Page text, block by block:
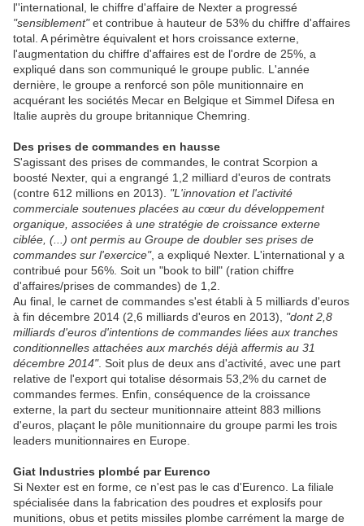
l''international, le chiffre d'affaire de Nexter a progressé
"sensiblement"et contribue à hauteur de 53% du chiffre d'affaires
total. A périmètre équivalent et hors croissance externe,
l'augmentation du chiffre d'affaires est de l'ordre de 25%, a
expliqué dans son communiqué le groupe public. L'année
dernière, le groupe a renforcé son pôle munitionnaire en
acquérant les sociétés Mecar en Belgique et Simmel Difesa en
Italie auprès du groupe britannique Chemring.
Des prises de commandes en hausse
S'agissant des prises de commandes, le contrat Scorpion a
boosté Nexter, qui a engrangé 1,2 milliard d'euros de contrats
(contre 612 millions en 2013). "L'innovation et l'activité
commerciale soutenues placées au cœur du développement
organique, associées à une stratégie de croissance externe
ciblée, (...) ont permis au Groupe de doubler ses prises de
commandes sur l'exercice", a expliqué Nexter. L'international y a
contribué pour 56%. Soit un "book to bill" (ration chiffre
d'affaires/prises de commandes) de 1,2.
Au final, le carnet de commandes s'est établi à 5 milliards d'euros
à fin décembre 2014 (2,6 milliards d'euros en 2013), "dont 2,8
milliards d'euros d'intentions de commandes liées aux tranches
conditionnelles attachées aux marchés déjà affermis au 31
décembre 2014". Soit plus de deux ans d'activité, avec une part
relative de l'export qui totalise désormais 53,2% du carnet de
commandes fermes. Enfin, conséquence de la croissance
externe, la part du secteur munitionnaire atteint 883 millions
d'euros, plaçant le pôle munitionnaire du groupe parmi les trois
leaders munitionnaires en Europe.
Giat Industries plombé par Eurenco
Si Nexter est en forme, ce n'est pas le cas d'Eurenco. La filiale
spécialisée dans la fabrication des poudres et explosifs pour
munitions, obus et petits missiles plombe carrément la marge de